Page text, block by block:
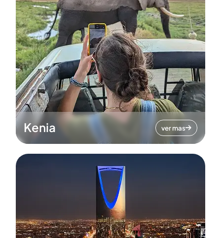
Kenia ver mas